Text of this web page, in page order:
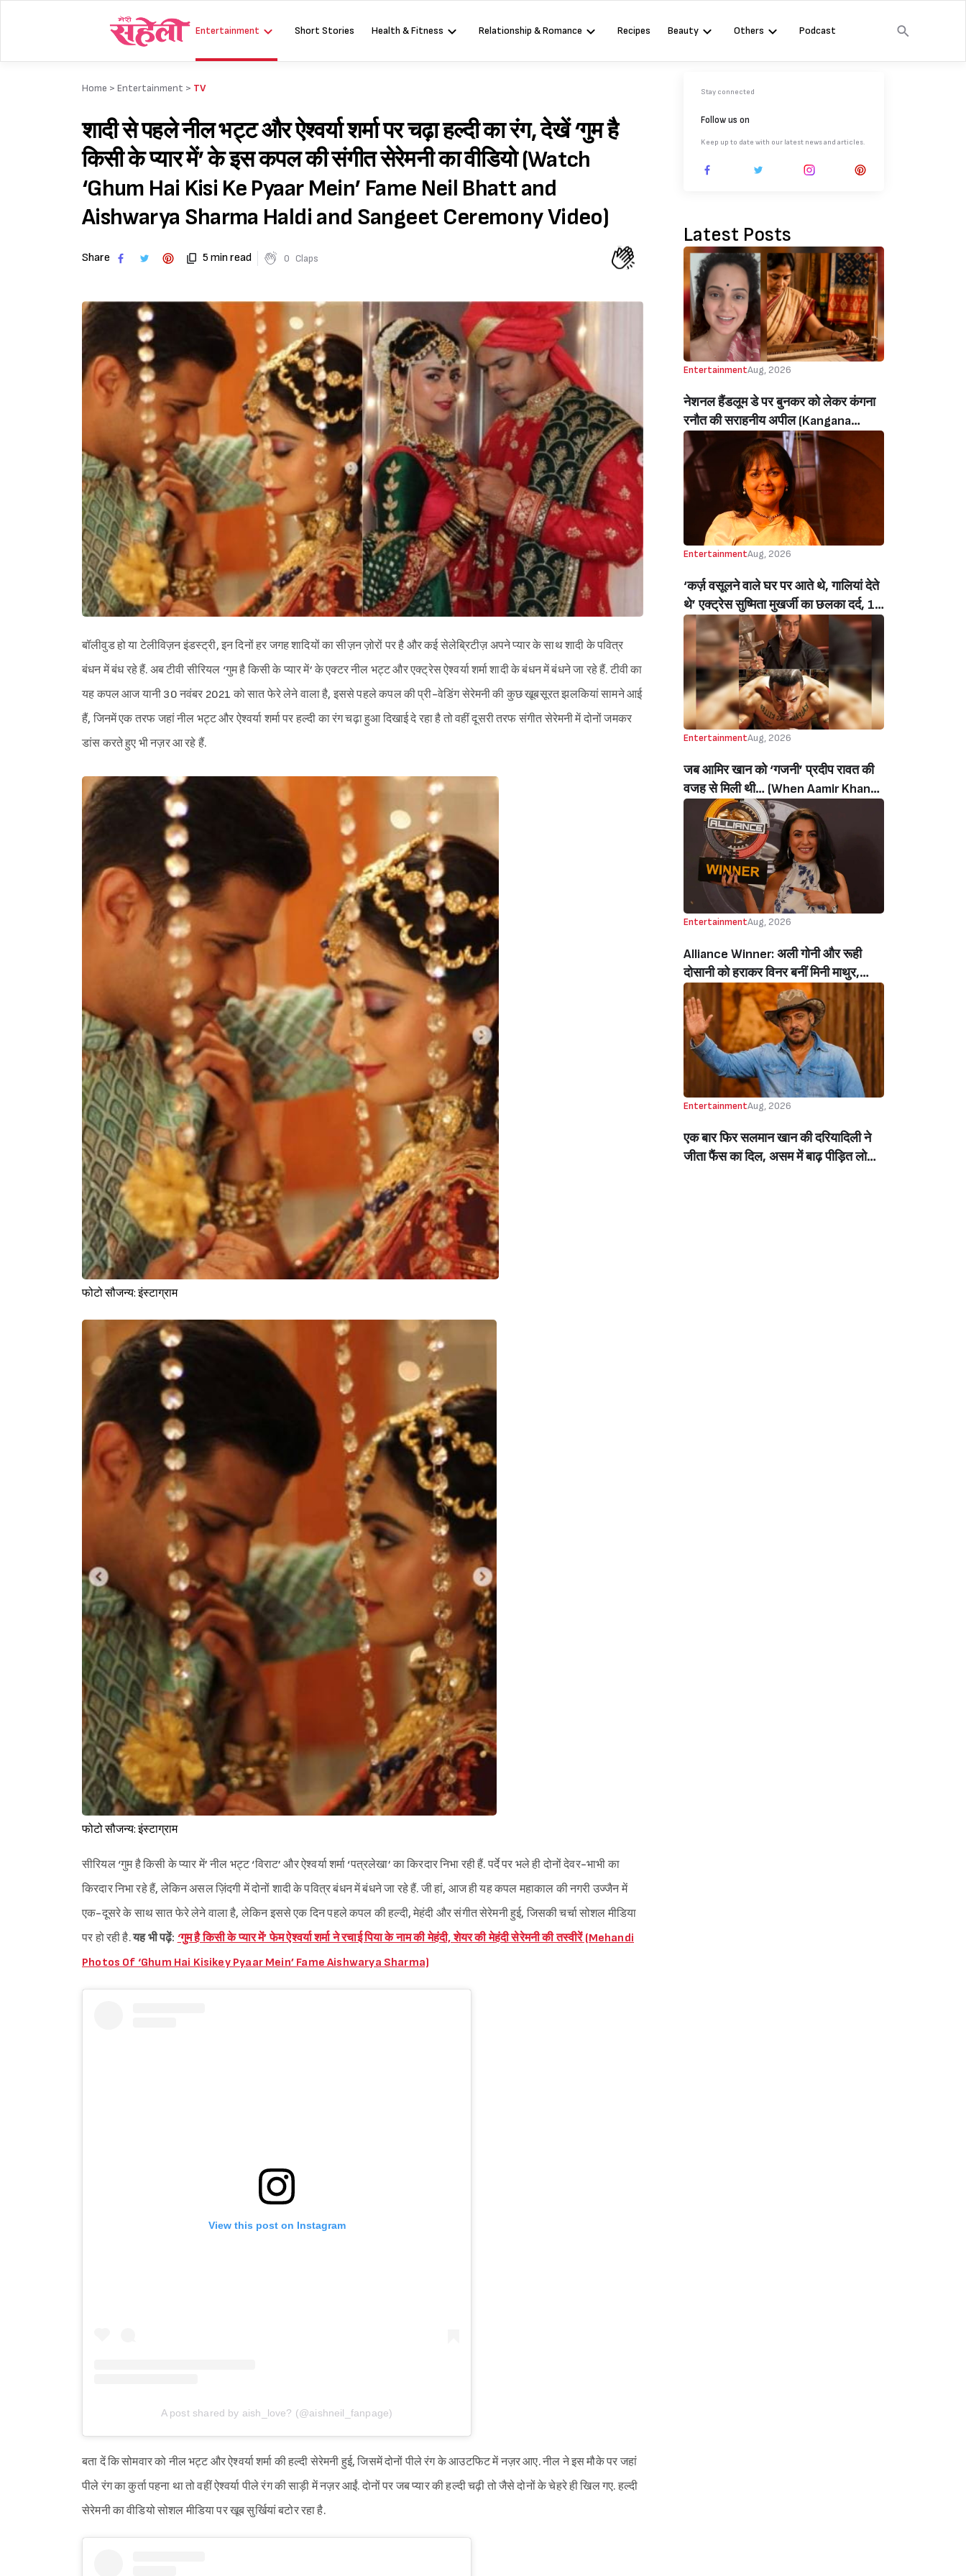
Sign in
Entertainment Short Stories Health & Fitness Relationship & Romance Recipes Beauty Others Podcast
Home > Entertainment > TV
शादी से पहले नील भट्ट और ऐश्वर्या शर्मा पर चढ़ा हल्दी का रंग, देखें ‘गुम है
किसी के प्यार में’ के इस कपल की संगीत सेरेमनी का वीडियो (Watch
‘Ghum Hai Kisi Ke Pyaar Mein’ Fame Neil Bhatt and
Aishwarya Sharma Haldi and Sangeet Ceremony Video)
Share 5 min read 0 Claps
बॉलीवुड हो या टेलीविज़न इंडस्ट्री, इन दिनों हर जगह शादियों का सीज़न ज़ोरों पर है और कई सेलेब्रिटीज़ अपने प्यार के साथ शादी के पवित्र
बंधन में बंध रहे हैं. अब टीवी सीरियल ‘गुम है किसी के प्यार में’ के एक्टर नील भट्ट और एक्ट्रेस ऐश्वर्या शर्मा शादी के बंधन में बंधने जा रहे हैं. टीवी का
यह कपल आज यानी 30 नवंबर 2021 को सात फेरे लेने वाला है, इससे पहले कपल की प्री-वेडिंग सेरेमनी की कुछ खूबसूरत झलकियां सामने आई
हैं, जिनमें एक तरफ जहां नील भट्ट और ऐश्वर्या शर्मा पर हल्दी का रंग चढ़ा हुआ दिखाई दे रहा है तो वहीं दूसरी तरफ संगीत सेरेमनी में दोनों जमकर
डांस करते हुए भी नज़र आ रहे हैं.
फोटो सौजन्य: इंस्टाग्राम
फोटो सौजन्य: इंस्टाग्राम
सीरियल ‘गुम है किसी के प्यार में’ नील भट्ट ‘विराट’ और ऐश्वर्या शर्मा ‘पत्रलेखा’ का किरदार निभा रही हैं. पर्दे पर भले ही दोनों देवर-भाभी का
किरदार निभा रहे हैं, लेकिन असल ज़िंदगी में दोनों शादी के पवित्र बंधन में बंधने जा रहे हैं. जी हां, आज ही यह कपल महाकाल की नगरी उज्जैन में
एक-दूसरे के साथ सात फेरे लेने वाला है, लेकिन इससे एक दिन पहले कपल की हल्दी, मेहंदी और संगीत सेरेमनी हुई, जिसकी चर्चा सोशल मीडिया
पर हो रही है.यह भी पढ़ें: ‘गुम है किसी के प्यार में’ फेम ऐश्वर्या शर्मा ने रचाई पिया के नाम की मेहंदी, शेयर की मेहंदी सेरेमनी की तस्वीरें (Mehandi
Photos Of ‘Ghum Hai Kisikey Pyaar Mein’ Fame Aishwarya Sharma)
View this post on Instagram
A post shared by aish_love? (@aishneil_fanpage)
बता दें कि सोमवार को नील भट्ट और ऐश्वर्या शर्मा की हल्दी सेरेमनी हुई, जिसमें दोनों पीले रंग के आउटफिट में नज़र आए. नील ने इस मौके पर जहां
पीले रंग का कुर्ता पहना था तो वहीं ऐश्वर्या पीले रंग की साड़ी में नज़र आईं. दोनों पर जब प्यार की हल्दी चढ़ी तो जैसे दोनों के चेहरे ही खिल गए. हल्दी
सेरेमनी का वीडियो सोशल मीडिया पर खूब सुर्खियां बटोर रहा है.
Stay connected
Follow us on
Keep up to date with our latest news and articles.
Latest Posts
EntertainmentAug, 2026
नेशनल हैंडलूम डे पर बुनकर को लेकर कंगना
रनौत की सराहनीय अपील (Kangana
Ranaut’s Commendable Appeal
Regarding Weavers On National
Handloom Day)
EntertainmentAug, 2026
‘कर्ज़ वसूलने वाले घर पर आते थे, गालियां देते
थे’ एक्ट्रेस सुष्मिता मुखर्जी का छलका दर्द, 1
करोड़ का कर्ज उतारने के लिए करनी पड़ी थी
C ग्रेड फिल्में, बोलीं- ‘मैंने अपनी आत्मा बेच दी
थी’ (‘I Sold My Soul’ Actress
Sushmita Mukherjee Recalls Doing
C-Grade Films To Pay Loan)
EntertainmentAug, 2026
जब आमिर खान को ‘गजनी’ प्रदीप रावत की
वजह से मिली थी… (When Aamir Khan
Got ‘Ghajini’ Because Of Pradeep
Rawat)
EntertainmentAug, 2026
Alliance Winner: अली गोनी और रूही
दोसानी को हराकर विनर बनीं मिनी माथुर,
इनाम में मिले 50 लाख रुपये और चमचमाती ही
ट्रॉफी (Mini Mathur Lifts Trophy
Beats Aly Goni And Ruhee Dosani)
EntertainmentAug, 2026
एक बार फिर सलमान खान की दरियादिली ने
जीता फैंस का दिल, असम में बाढ़ पीड़ित लोगों